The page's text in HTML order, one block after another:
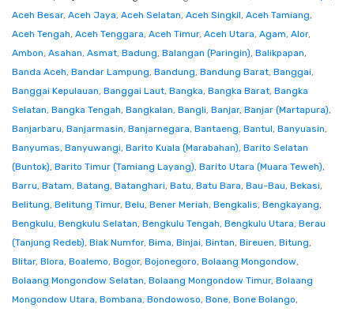
Aceh Besar, Aceh Jaya, Aceh Selatan, Aceh Singkil, Aceh Tamiang,
Aceh Tengah, Aceh Tenggara, Aceh Timur, Aceh Utara, Agam, Alor,
Ambon, Asahan, Asmat, Badung, Balangan (Paringin), Balikpapan,
Banda Aceh, Bandar Lampung, Bandung, Bandung Barat, Banggai,
Banggai Kepulauan, Banggai Laut, Bangka, Bangka Barat, Bangka
Selatan, Bangka Tengah, Bangkalan, Bangli, Banjar, Banjar (Martapura),
Banjarbaru, Banjarmasin, Banjarnegara, Bantaeng, Bantul, Banyuasin,
Banyumas, Banyuwangi, Barito Kuala (Marabahan), Barito Selatan
(Buntok), Barito Timur (Tamiang Layang), Barito Utara (Muara Teweh),
Barru, Batam, Batang, Batanghari, Batu, Batu Bara, Bau-Bau, Bekasi,
Belitung, Belitung Timur, Belu, Bener Meriah, Bengkalis, Bengkayang,
Bengkulu, Bengkulu Selatan, Bengkulu Tengah, Bengkulu Utara, Berau
(Tanjung Redeb), Biak Numfor, Bima, Binjai, Bintan, Bireuen, Bitung,
Blitar, Blora, Boalemo, Bogor, Bojonegoro, Bolaang Mongondow,
Bolaang Mongondow Selatan, Bolaang Mongondow Timur, Bolaang
Mongondow Utara, Bombana, Bondowoso, Bone, Bone Bolango,